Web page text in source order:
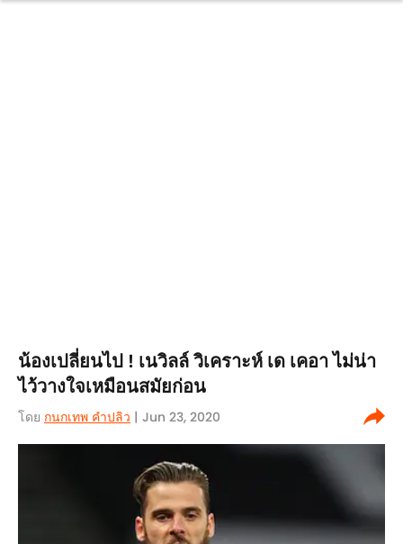
น้องเปลี่ยนไป ! เนวิลล์ วิเคราะห์ เด เคอา ไม่น่า
ไว้วางใจเหมือนสมัยก่อน
โดย กนกเทพ คำปลิว | Jun 23, 2020